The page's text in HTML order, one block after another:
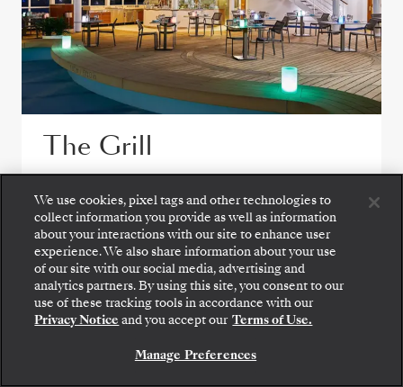
The Grill
Desfrute de saladas frescas, marisco
grelhado e bifes no ponto no The Grill, um
favorito junto à piscina.
VER TODAS AS OPÇÕES DE REFEIÇÃO
We use cookies, pixel tags and other technologies to
collect information you provide as well as information
about your interactions with our site to enhance user
experience. We also share information about your use
of our site with our social media, advertising and
analytics partners. By using this site, you consent to our
use of these tracking tools in accordance with our
Privacy Notice and you accept our Terms of Use.
Manage Preferences